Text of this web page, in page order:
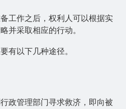
工作之后，权利人可以根据实
并采取相应的行动。
有以下几种途径。
政管理部门寻求救济，即向被